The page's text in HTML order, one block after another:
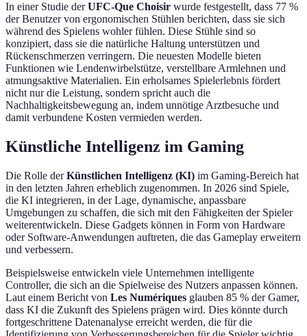
In einer Studie derUFC-Que Choisir wurde festgestellt, dass 77 %
der Benutzer von ergonomischen Stühlen berichten, dass sie sich
während des Spielens wohler fühlen. Diese Stühle sind so
konzipiert, dass sie die natürliche Haltung unterstützen und
Rückenschmerzen verringern. Die neuesten Modelle bieten
Funktionen wie Lendenwirbelstütze, verstellbare Armlehnen und
atmungsaktive Materialien. Ein erholsames Spielerlebnis fördert
nicht nur die Leistung, sondern spricht auch die
Nachhaltigkeitsbewegung an, indem unnötige Arztbesuche und
damit verbundene Kosten vermieden werden.
Künstliche Intelligenz im Gaming
Die Rolle derKünstlichen Intelligenz (KI) im Gaming-Bereich hat
in den letzten Jahren erheblich zugenommen. In 2026 sind Spiele,
die KI integrieren, in der Lage, dynamische, anpassbare
Umgebungen zu schaffen, die sich mit den Fähigkeiten der Spieler
weiterentwickeln. Diese Gadgets können in Form von Hardware
oder Software-Anwendungen auftreten, die das Gameplay erweitern
und verbessern.
Beispielsweise entwickeln viele Unternehmen intelligente
Controller, die sich an die Spielweise des Nutzers anpassen können.
Laut einem Bericht von Les Numériques glauben 85 % der Gamer,
dass KI die Zukunft des Spielens prägen wird. Dies könnte durch
fortgeschrittene Datenanalyse erreicht werden, die für die